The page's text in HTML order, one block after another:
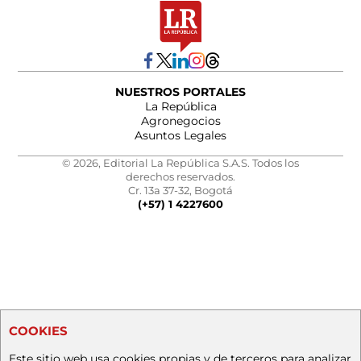
NUESTROS PORTALES
La República
Agronegocios
Asuntos Legales
© 2026, Editorial La República S.A.S. Todos los
derechos reservados.
Cr. 13a 37-32, Bogotá
(+57) 1 4227600
COOKIES